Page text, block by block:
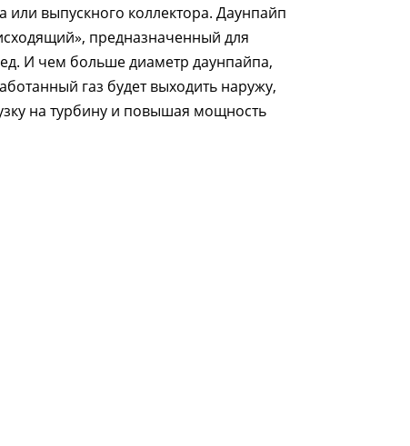
или выпускного коллектора. Даунпайп
предназначенный для
И чем больше диаметр даунпайпа,
газ будет выходить наружу,
на турбину и повышая мощность